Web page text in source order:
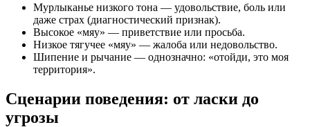
Мурлыканье низкого тона — удовольствие, боль или
даже страх (диагностический признак).
Высокое «мяу» — приветствие или просьба.
Низкое тягучее «мяу» — жалоба или недовольство.
Шипение и рычание — однозначно: «отойди, это моя
территория».
Сценарии поведения: от ласки до
угрозы